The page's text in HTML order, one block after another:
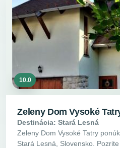
10.0
Zeleny Dom Vysoké
Destinácia: Stará Lesná
Zeleny Dom Vysoké Tatry
Stará Lesná, Slovensko.